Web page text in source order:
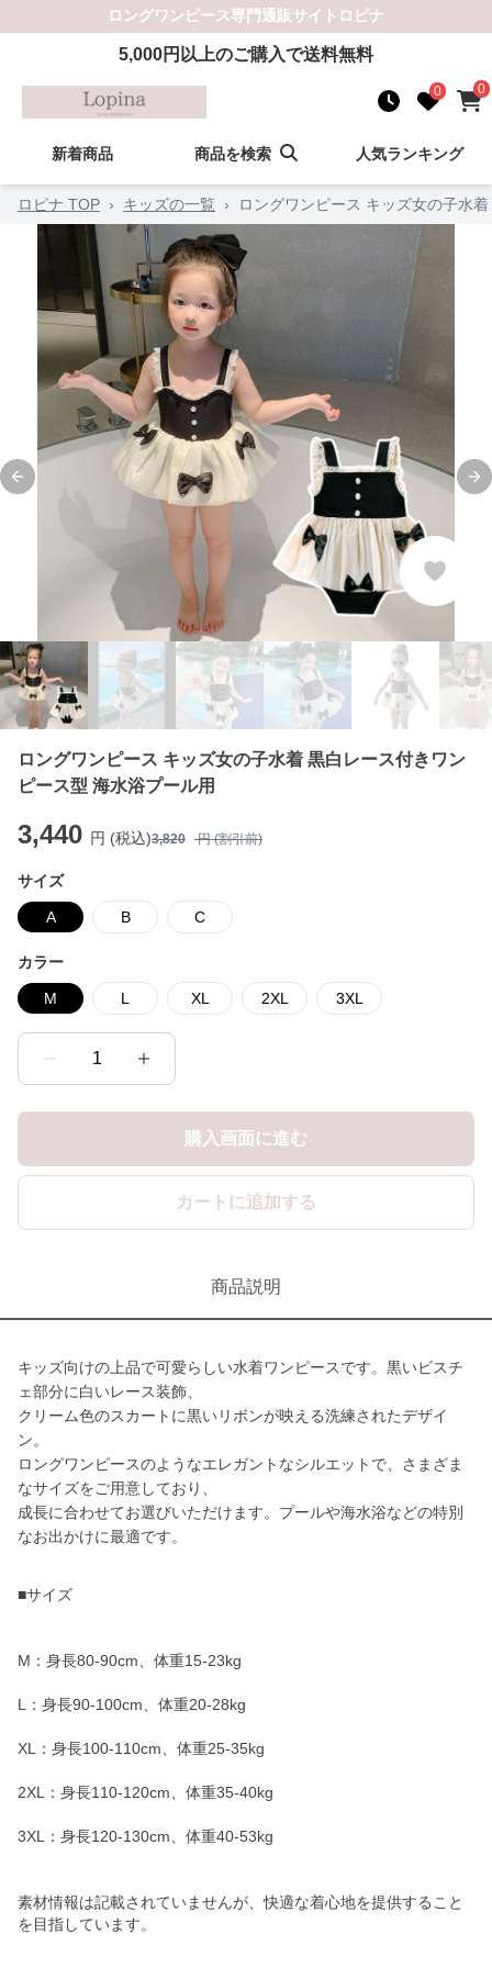
ロングワンピース専門通販サイト ロピナ
5,000円以上のご購入で送料無料
0 0
新着商品 商品を検索 人気ランキング
ロピナ TOP › キッズの一覧 › ロングワンピース キッズ女の子水
Previous slide
ロングワンピース キッズ女の子水着 黒白レース付きワン
ピース型 海水浴プール用
3,440 円 (税込)3,820 円 (割引前)
サイズ
A B C
カラー
M L XL 2XL 3XL
1
購入画面に進む
カートに追加する
商品説明
キッズ向けの上品で可愛らしい水着ワンピースです。黒いビスチ
ェ部分に白いレース装飾、
クリーム色のスカートに黒いリボンが映える洗練されたデザイ
ン。
ロングワンピースのようなエレガントなシルエットで、さまざま
なサイズをご用意しており、
成長に合わせてお選びいただけます。プールや海水浴などの特別
なお出かけに最適です。
■サイズ
M：身長80-90cm、体重15-23kg
L：身長90-100cm、体重20-28kg
XL：身長100-110cm、体重25-35kg
2XL：身長110-120cm、体重35-40kg
3XL：身長120-130cm、体重40-53kg
素材情報は記載されていませんが、快適な着心地を提供すること
を目指しています。